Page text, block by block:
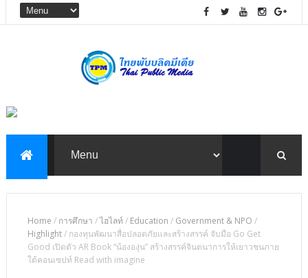
Home / การศึกษา /ไฮไลท์ / Education / Government & NPO /
Highlight/ กองทุนพัฒนาสื่อปลอดภัยและสร้างสรรค์ จับมือ Go Get
Good เปิดตัว AR Book “น้ององุ่น” สร้างสรรค์จินตนาการให้เยาวชนภาย
ใต้คอนเซปท์ Read with imagine